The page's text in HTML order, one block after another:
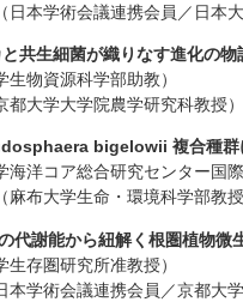
本学術会議連携会員／日本
共生細菌が織りなす進化の物
物資源科学部助教）
大学大学院農学研究科教授）
bigelowii 複合種群
洋コア総合研究センター国際
布大学生命・環境科学部教授
謝能から紐解く根圏植物微
存圏研究所准教授）
学術会議連携会員／京都大